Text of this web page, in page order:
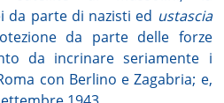
da parte di nazisti ed ustascia
da parte delle forze
da incrinare seriamente i
con Berlino e Zagabria; e,